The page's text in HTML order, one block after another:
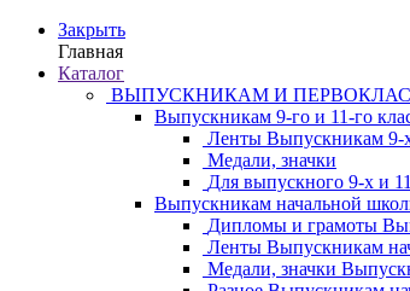
Закрыть
Главная
Каталог
ВЫПУСКНИКАМ И
Выпускникам 9-го и 11-го
Ленты Выпускникам 9-
Медали, значки
Для выпускного 9-х и
Выпускникам начальной
Дипломы и грамоты
Ленты Выпускникам
Медали, значки